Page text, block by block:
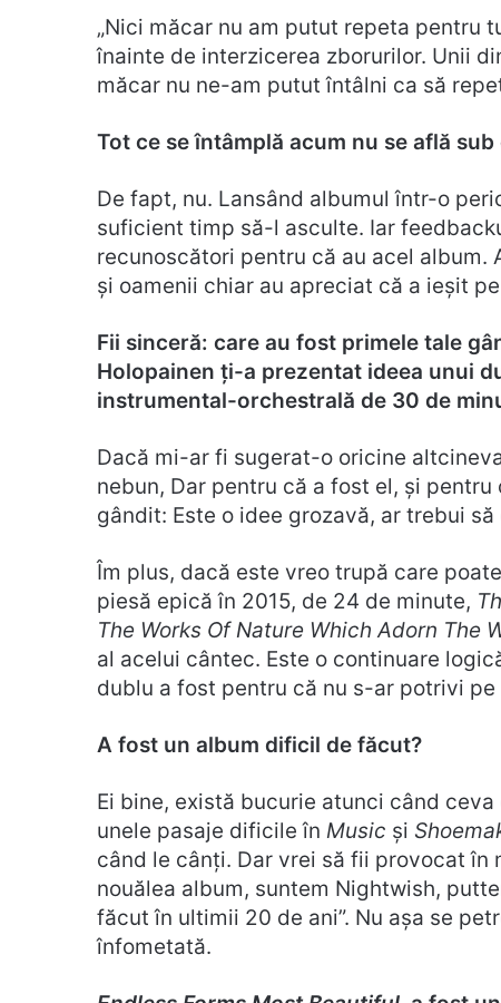
„Nici măcar nu am putut repeta pentru
înainte de interzicerea zborurilor. Unii
măcar nu ne-am putut întâlni ca să
Tot ce se întâmplă acum nu se află
De fapt, nu. Lansând albumul într-o
suficient timp să-l asculte. Iar
recunoscători pentru că au acel
și oamenii chiar au apreciat că a ieșit
Fii sinceră: care au fost primele tale
Holopainen ți-a prezentat ideea unui
instrumental-orchestrală de 30 de
Dacă mi-ar fi sugerat-o oricine
nebun, Dar pentru că a fost el, și
gândit: Este o idee grozavă, ar trebui
Îm plus, dacă este vreo trupă care
piesă epică în 2015, de 24 de minute,
The Works Of Nature Which Adorn The
al acelui cântec. Este o continuare
dublu a fost pentru că nu s-ar potrivi pe
A fost un album dificil de făcut?
Ei bine, există bucurie atunci când
unele pasaje dificile în Music și
când le cânți. Dar vrei să fii provocat în
nouălea album, suntem Nightwish,
făcut în ultimii 20 de ani”. Nu așa se
înfometată.